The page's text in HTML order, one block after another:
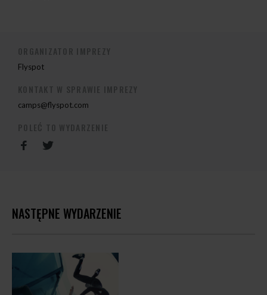
Flyspot
camps@flyspot.com
NASTĘPNE WYDARZENIE